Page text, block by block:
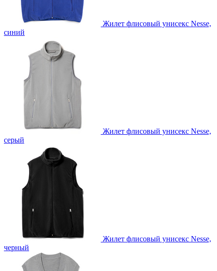
Жилет флисовый унисекс Nesse,
синий
Жилет флисовый унисекс Nesse,
серый
Жилет флисовый унисекс Nesse,
черный